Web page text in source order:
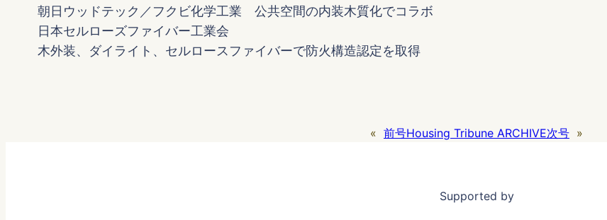
朝日ウッドテック／フクビ化学工業 公共空間の内装木質化でコラボ
日本セルローズファイバー工業会
木外装、ダイライト、セルロースファイバーで防火構造認定を取得
« 前号Housing Tribune ARCHIVE次号 »
Supported by